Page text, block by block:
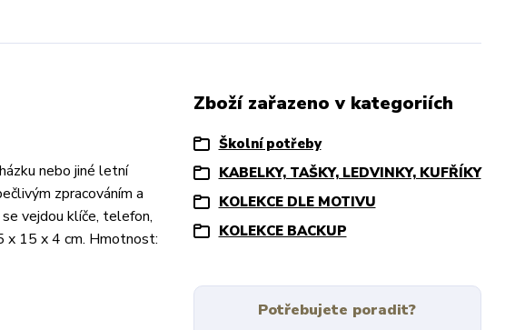
nebo jiné letní
zpracováním a
vejdou klíče, telefon,
x 15 x 4 cm. Hmotnost:
Zboží zařazeno v kategoriích
Školní potřeby
KABELKY, TAŠKY, LEDVINKY, KUFŘÍKY
KOLEKCE DLE MOTIVU
KOLEKCE BACKUP
Potřebujete poradit?